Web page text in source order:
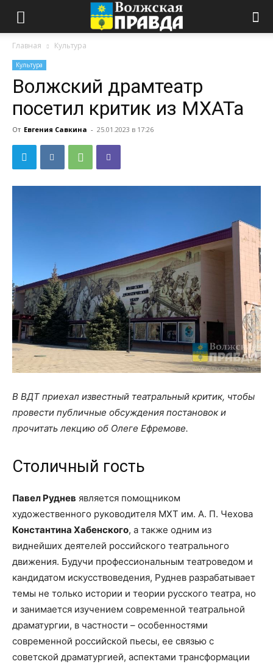
Главная Культура
Культура
Волжский драмтеатр
посетил критик из МХАТа
От Евгения Савкина - 25.01.2023 в 17:26
В ВДТ приехал известный театральный критик, чтобы
провести публичные обсуждения постановок и
прочитать лекцию об Олеге Ефремове.
Столичный гость
Павел Руднев является помощником
художественного руководителя МХТ им. А. П. Чехова
Константина Хабенского, а также одним из
виднейших деятелей российского театрального
движения. Будучи профессиональным театроведом и
кандидатом искусствоведения, Руднев разрабатывает
темы не только истории и теории русского театра, но
и занимается изучением современной театральной
драматургии, в частности – особенностями
современной российской пьесы, ее связью с
советской драматургией, аспектами трансформации